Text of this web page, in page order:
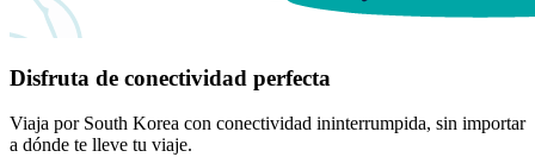
Disfruta de conectividad perfecta
Viaja por South Korea con conectividad ininterrumpida, sin importar
a dónde te lleve tu viaje.